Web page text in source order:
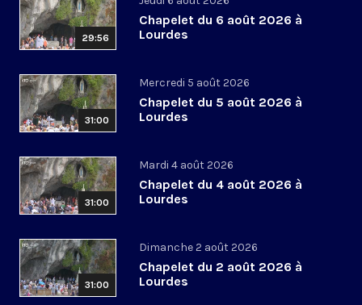
29:56
Chapelet du 6 août 2026 à
Lourdes
31:00
Mercredi 5 août 2026
Chapelet du 5 août 2026 à
Lourdes
31:00
Mardi 4 août 2026
Chapelet du 4 août 2026 à
Lourdes
31:00
Dimanche 2 août 2026
Chapelet du 2 août 2026 à
Lourdes